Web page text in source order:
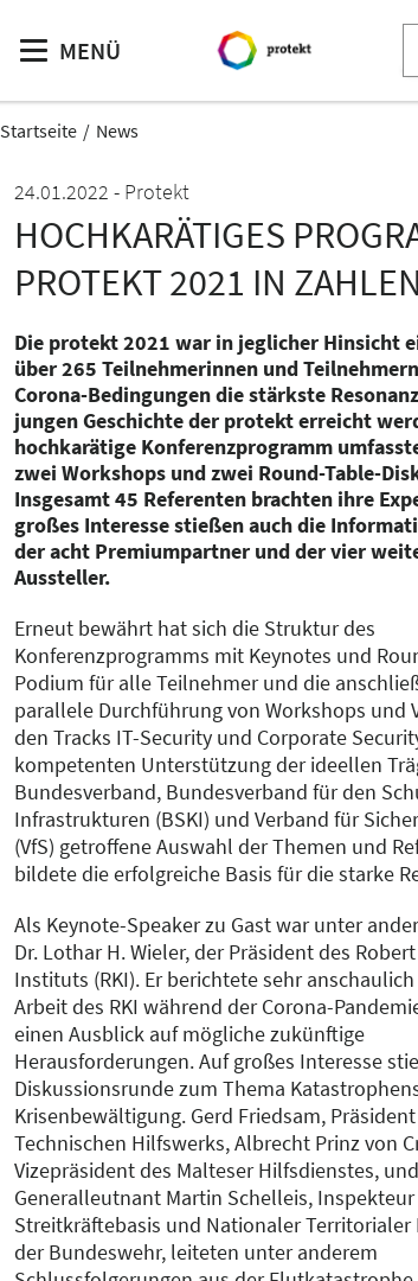
MENÜ
Startseite News
24.01.2022
Protekt
HOCHKARÄTIGES
PROTEKT 2021 IN
Die protekt 2021 war in jeglicher Hinsicht
über 265 Teilnehmerinnen und
Corona-Bedingungen die stärkste
jungen Geschichte der protekt erreicht
hochkarätige Konferenzprogramm
zwei Workshops und zwei Round-Table-
Insgesamt 45 Referenten brachten ihre
großes Interesse stießen auch die
der acht Premiumpartner und der vier
Aussteller.
Erneut bewährt hat sich die Struktur des
Konferenzprogramms mit Keynotes und
Podium für alle Teilnehmer und die
parallele Durchführung von Workshops und
den Tracks IT-Security und Corporate
kompetenten Unterstützung der ideellen
Bundesverband, Bundesverband für den
Infrastrukturen (BSKI) und Verband für
(VfS) getroffene Auswahl der Themen und
bildete die erfolgreiche Basis für die starke
Als Keynote-Speaker zu Gast war unter
Dr. Lothar H. Wieler, der Präsident des
Instituts (RKI). Er berichtete sehr
Arbeit des RKI während der Corona-
einen Ausblick auf mögliche zukünftige
Herausforderungen. Auf großes Interesse
Diskussionsrunde zum Thema
Krisenbewältigung. Gerd Friedsam,
Technischen Hilfswerks, Albrecht Prinz von
Vizepräsident des Malteser Hilfsdienstes, und
Generalleutnant Martin Schelleis,
Streitkräftebasis und Nationaler Territorialer
der Bundeswehr, leiteten unter anderem